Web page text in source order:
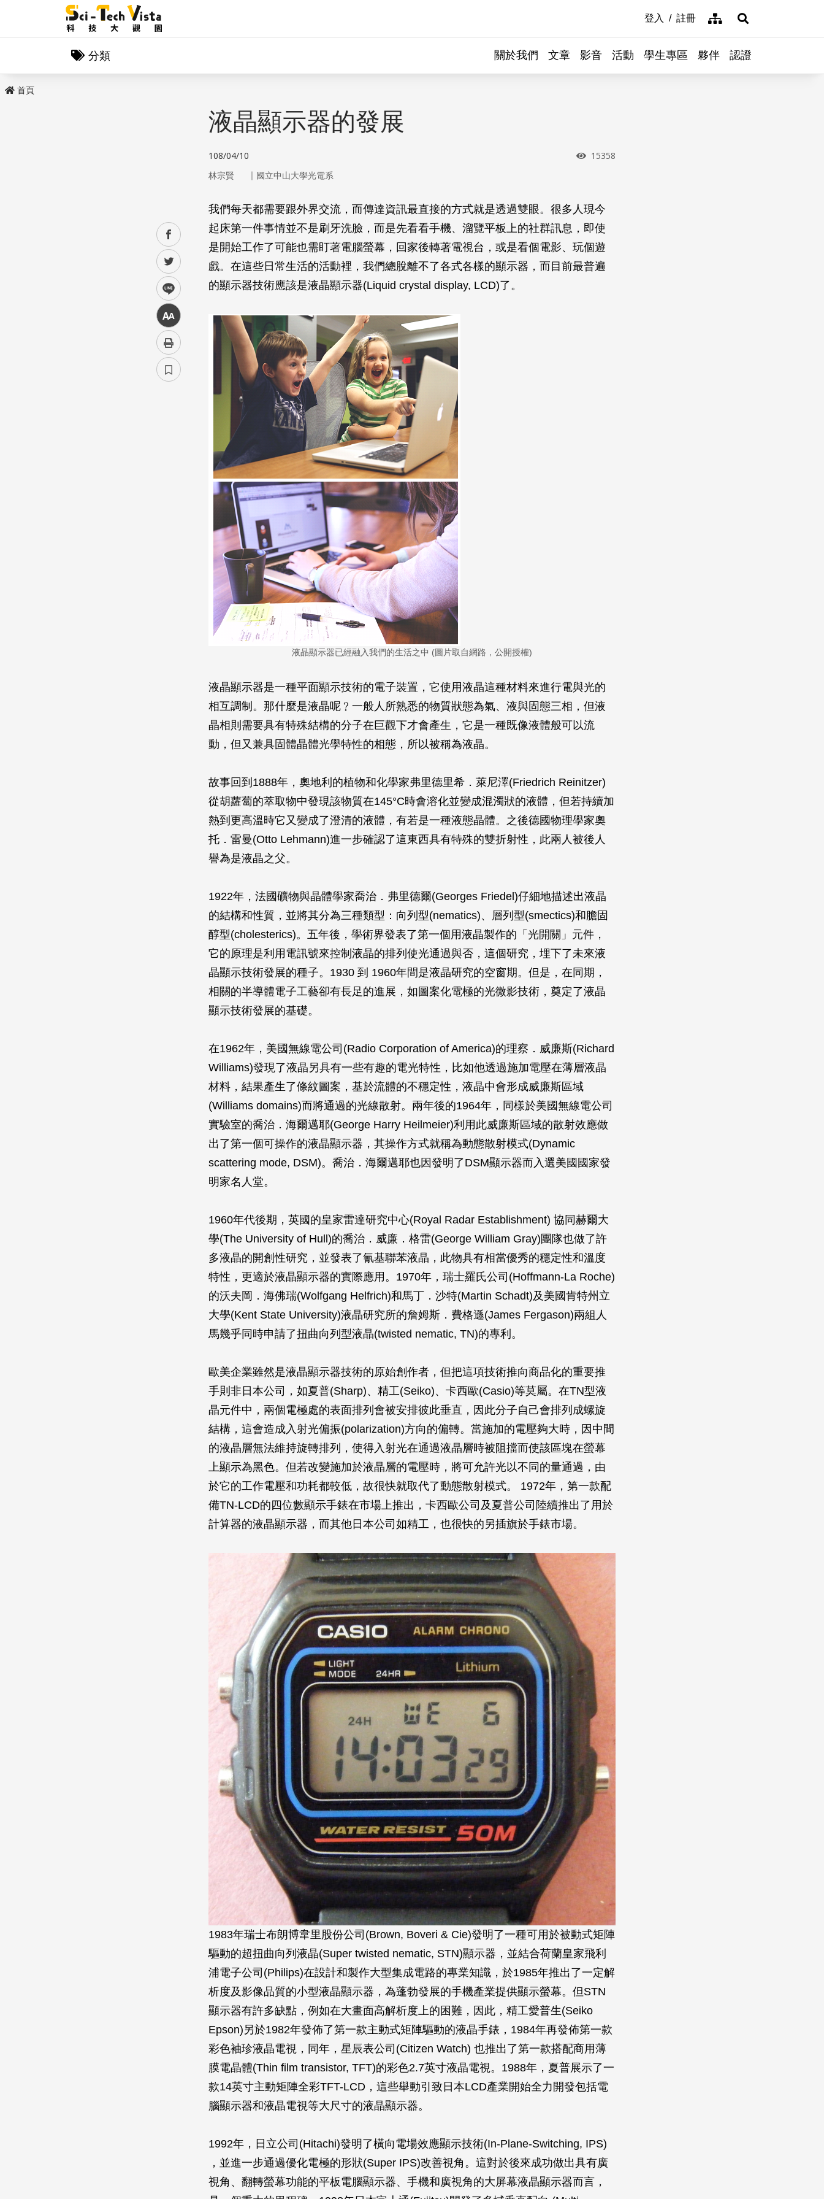
登入 註冊 網站導覽展開搜尋
分類 關於我們 文章 影音 活動 學生專區 夥伴 認證
首頁
facebook
twitter
line
中
液晶顯示器的發展
108/04/10 瀏覽次數
15358
林宗賢 ｜ 國立中山大學光電系
我們每天都需要跟外界交流，而傳達資訊最直接的方式就是透過雙眼。很多人現今
起床第一件事情並不是刷牙洗臉，而是先看看手機、溜覽平板上的社群訊息，即使
是開始工作了可能也需盯著電腦螢幕，回家後轉著電視台，或是看個電影、玩個遊
戲。在這些日常生活的活動裡，我們總脫離不了各式各樣的顯示器，而目前最普遍
的顯示器技術應該是液晶顯示器(Liquid crystal display, LCD)了。
液晶顯示器已經融入我們的生活之中 (圖片取自網路，公開授權)
液晶顯示器是一種平面顯示技術的電子裝置，它使用液晶這種材料來進行電與光的
相互調制。那什麼是液晶呢﹖一般人所熟悉的物質狀態為氣、液與固態三相，但液
晶相則需要具有特殊結構的分子在巨觀下才會產生，它是一種既像液體般可以流
動，但又兼具固體晶體光學特性的相態，所以被稱為液晶。
故事回到1888年，奧地利的植物和化學家弗里德里希．萊尼澤(Friedrich Reinitzer)
從胡蘿蔔的萃取物中發現該物質在145°C時會溶化並變成混濁狀的液體，但若持續加
熱到更高溫時它又變成了澄清的液體，有若是一種液態晶體。之後德國物理學家奧
托．雷曼(Otto Lehmann)進一步確認了這東西具有特殊的雙折射性，此兩人被後人
譽為是液晶之父。
1922年，法國礦物與晶體學家喬治．弗里德爾(Georges Friedel)仔細地描述出液晶
的結構和性質，並將其分為三種類型：向列型(nematics)、層列型(smectics)和膽固
醇型(cholesterics)。五年後，學術界發表了第一個用液晶製作的「光開關」元件，
它的原理是利用電訊號來控制液晶的排列使光通過與否，這個研究，埋下了未來液
晶顯示技術發展的種子。1930 到 1960年間是液晶研究的空窗期。但是，在同期，
相關的半導體電子工藝卻有長足的進展，如圖案化電極的光微影技術，奠定了液晶
顯示技術發展的基礎。
在1962年，美國無線電公司(Radio Corporation of America)的理察．威廉斯(Richard
Williams)發現了液晶另具有一些有趣的電光特性，比如他透過施加電壓在薄層液晶
材料，結果產生了條紋圖案，基於流體的不穩定性，液晶中會形成威廉斯區域
(Williams domains)而將通過的光線散射。兩年後的1964年，同樣於美國無線電公司
實驗室的喬治．海爾邁耶(George Harry Heilmeier)利用此威廉斯區域的散射效應做
出了第一個可操作的液晶顯示器，其操作方式就稱為動態散射模式(Dynamic
scattering mode, DSM)。喬治．海爾邁耶也因發明了DSM顯示器而入選美國國家發
明家名人堂。
1960年代後期，英國的皇家雷達研究中心(Royal Radar Establishment) 協同赫爾大
學(The University of Hull)的喬治．威廉．格雷(George William Gray)團隊也做了許
多液晶的開創性研究，並發表了氰基聯苯液晶，此物具有相當優秀的穩定性和溫度
特性，更適於液晶顯示器的實際應用。1970年，瑞士羅氏公司(Hoffmann-La Roche)
的沃夫岡．海佛瑞(Wolfgang Helfrich)和馬丁．沙特(Martin Schadt)及美國肯特州立
大學(Kent State University)液晶研究所的詹姆斯．費格遜(James Fergason)兩組人
馬幾乎同時申請了扭曲向列型液晶(twisted nematic, TN)的專利。
歐美企業雖然是液晶顯示器技術的原始創作者，但把這項技術推向商品化的重要推
手則非日本公司，如夏普(Sharp)、精工(Seiko)、卡西歐(Casio)等莫屬。在TN型液
晶元件中，兩個電極處的表面排列會被安排彼此垂直，因此分子自己會排列成螺旋
結構，這會造成入射光偏振(polarization)方向的偏轉。當施加的電壓夠大時，因中間
的液晶層無法維持旋轉排列，使得入射光在通過液晶層時被阻擋而使該區塊在螢幕
上顯示為黑色。但若改變施加於液晶層的電壓時，將可允許光以不同的量通過，由
於它的工作電壓和功耗都較低，故很快就取代了動態散射模式。 1972年，第一款配
備TN-LCD的四位數顯示手錶在市場上推出，卡西歐公司及夏普公司陸續推出了用於
計算器的液晶顯示器，而其他日本公司如精工，也很快的另插旗於手錶市場。
1983年瑞士布朗博韋里股份公司(Brown, Boveri & Cie)發明了一種可用於被動式矩陣
驅動的超扭曲向列液晶(Super twisted nematic, STN)顯示器，並結合荷蘭皇家飛利
浦電子公司(Philips)在設計和製作大型集成電路的專業知識，於1985年推出了一定解
析度及影像品質的小型液晶顯示器，為蓬勃發展的手機產業提供顯示螢幕。但STN
顯示器有許多缺點，例如在大畫面高解析度上的困難，因此，精工愛普生(Seiko
Epson)另於1982年發佈了第一款主動式矩陣驅動的液晶手錶，1984年再發佈第一款
彩色袖珍液晶電視，同年，星辰表公司(Citizen Watch) 也推出了第一款搭配商用薄
膜電晶體(Thin film transistor, TFT)的彩色2.7英寸液晶電視。1988年，夏普展示了一
款14英寸主動矩陣全彩TFT-LCD，這些舉動引致日本LCD產業開始全力開發包括電
腦顯示器和液晶電視等大尺寸的液晶顯示器。
1992年，日立公司(Hitachi)發明了橫向電場效應顯示技術(In-Plane-Switching, IPS)
，並進一步通過優化電極的形狀(Super IPS)改善視角。這對於後來成功做出具有廣
視角、翻轉螢幕功能的平板電腦顯示器、手機和廣視角的大屏幕液晶顯示器而言，